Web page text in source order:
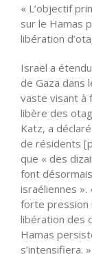
« L’objectif
sur le Hamas
libération
Israël a
de Gaza dans
vaste visant à
libère des
Katz, a
de résidents
que « des
font
israéliennes ».
forte pression
libération des
Hamas
s’intensifiera. »